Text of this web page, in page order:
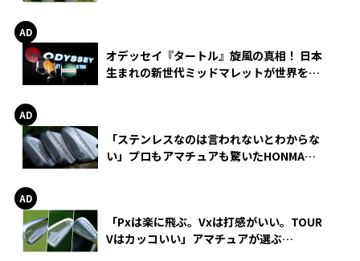
オデッセイ『タートル』旋風の真相！ 日本
生まれの新世代ミッドマレットが世界を席
「ステンレスなのは言われないとわからな
い」プロもアマチュアも驚いたHONMA
「Pxは楽に飛ぶ。Vxは打感がいい。TOUR
Vはカッコいい」アマチュアが選ぶ